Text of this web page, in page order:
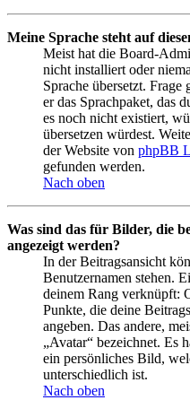
Meine Sprache steht auf
Meist hat die Board-
nicht installiert oder
Sprache übersetzt.
er das Sprachpaket, das
es noch nicht existiert,
übersetzen würdest.
der Website von phpBB
gefunden werden.
Nach oben
Was sind das für Bilder, die
angezeigt werden?
In der Beitragsansicht
Benutzernamen stehen.
deinem Rang verknüpft:
Punkte, die deine
angeben. Das andere,
„Avatar“ bezeichnet. Es
ein persönliches Bild,
unterschiedlich ist.
Nach oben